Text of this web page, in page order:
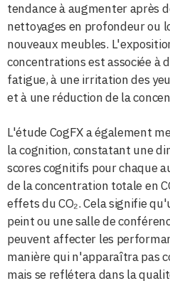
tendance à augmenter après
nettoyages en profondeur ou
nouveaux meubles.
concentrations est associée à
fatigue, à une irritation des
et à une réduction de la
L'étude CogFX a également
la cognition, constatant une
scores cognitifs pour chaque
de la concentration totale en
effets du CO₂. Cela signifie
peint ou une salle de
peuvent affecter les
manière qui n'apparaîtra pas
mais se reflétera dans la